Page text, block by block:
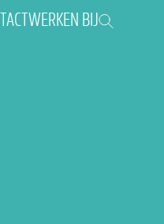
WERKEN BIJ